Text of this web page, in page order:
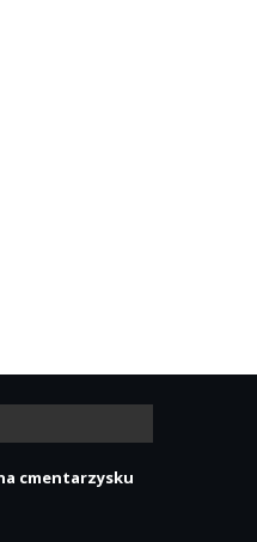
cmentarzysku